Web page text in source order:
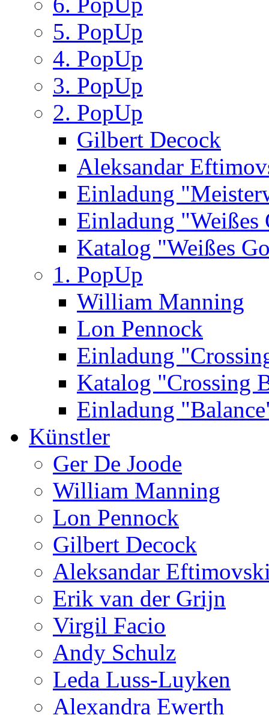
5. PopUp
4. PopUp
3. PopUp
2. PopUp
Gilbert Decock
Aleksandar
Einladung
Einladung "Weißes
Katalog "Weißes
1. PopUp
William Manning
Lon Pennock
Einladung
Katalog "Crossing
Einladung
Künstler
Ger De Joode
William Manning
Lon Pennock
Gilbert Decock
Aleksandar
Erik van der Grijn
Virgil Facio
Andy Schulz
Leda Luss-Luyken
Alexandra Ewerth